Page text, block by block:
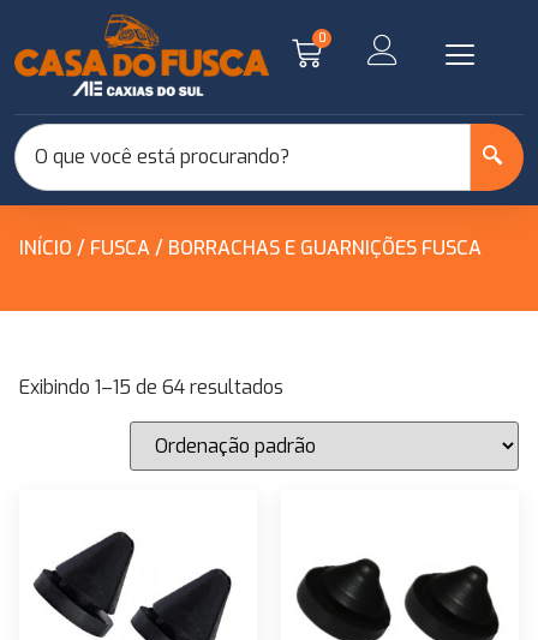
0
INÍCIO / FUSCA/ BORRACHAS E GUARNIÇÕES FUSCA
Exibindo 1–15 de 64 resultados